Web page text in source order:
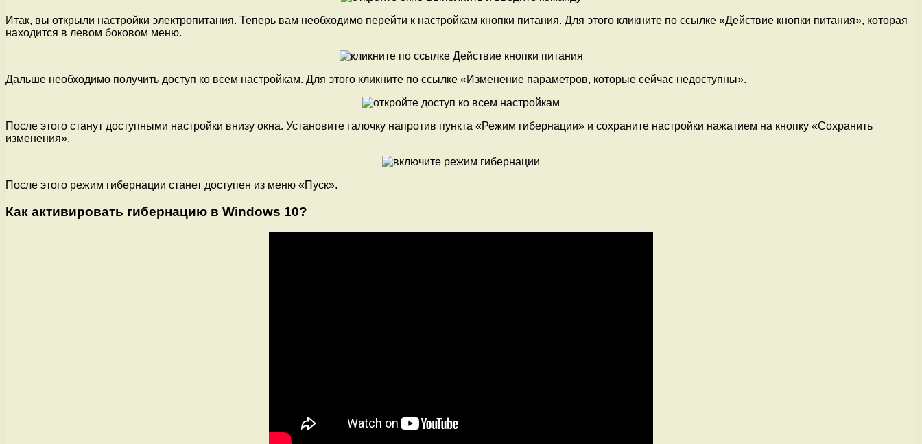
Итак, вы открыли настройки электропитания. Теперь вам необходимо перейти к настройкам кнопки питания. Для этого кликните по ссылке «Действие кнопки питания», которая
находится в левом боковом меню.
Дальше необходимо получить доступ ко всем настройкам. Для этого кликните по ссылке «Изменение параметров, которые сейчас недоступны».
После этого станут доступными настройки внизу окна. Установите галочку напротив пункта «Режим гибернации» и сохраните настройки нажатием на кнопку «Сохранить
изменения».
После этого режим гибернации станет доступен из меню «Пуск».
Как активировать гибернацию в Windows 10?